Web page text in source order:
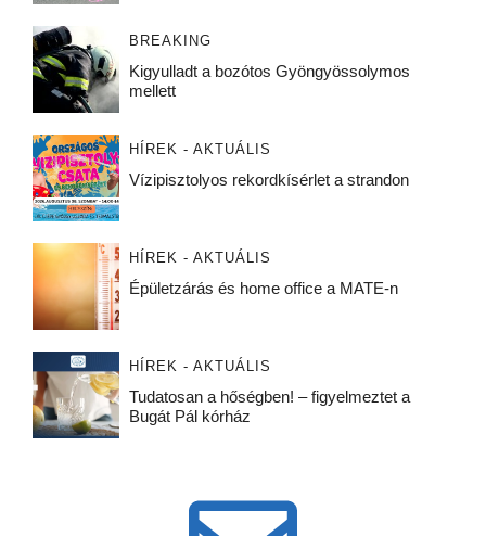
BREAKING
Kigyulladt a bozótos Gyöngyössolymos
mellett
HÍREK - AKTUÁLIS
Vízipisztolyos rekordkísérlet a strandon
HÍREK - AKTUÁLIS
Épületzárás és home office a MATE-n
HÍREK - AKTUÁLIS
Tudatosan a hőségben! – figyelmeztet a
Bugát Pál kórház